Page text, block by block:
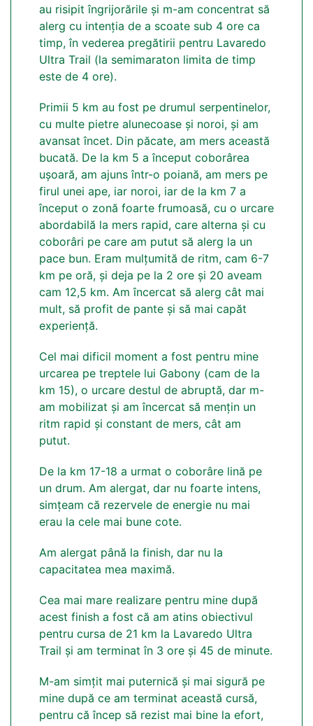
au risipit îngrijorările și m-am concentrat să
alerg cu intenția de a scoate sub 4 ore ca
timp, în vederea pregătirii pentru Lavaredo
Ultra Trail (la semimaraton limita de timp
este de 4 ore).
Primii 5 km au fost pe drumul serpentinelor,
cu multe pietre alunecoase și noroi, și am
avansat încet. Din păcate, am mers această
bucată. De la km 5 a început coborârea
ușoară, am ajuns într-o poiană, am mers pe
firul unei ape, iar noroi, iar de la km 7 a
început o zonă foarte frumoasă, cu o urcare
abordabilă la mers rapid, care alterna și cu
coborâri pe care am putut să alerg la un
pace bun. Eram mulțumită de ritm, cam 6-7
km pe oră, și deja pe la 2 ore și 20 aveam
cam 12,5 km. Am încercat să alerg cât mai
mult, să profit de pante și să mai capăt
experiență.
Cel mai dificil moment a fost pentru mine
urcarea pe treptele lui Gabony (cam de la
km 15), o urcare destul de abruptă, dar m-
am mobilizat și am încercat să mențin un
ritm rapid și constant de mers, cât am
putut.
De la km 17-18 a urmat o coborâre lină pe
un drum. Am alergat, dar nu foarte intens,
simțeam că rezervele de energie nu mai
erau la cele mai bune cote.
Am alergat până la finish, dar nu la
capacitatea mea maximă.
Cea mai mare realizare pentru mine după
acest finish a fost că am atins obiectivul
pentru cursa de 21 km la Lavaredo Ultra
Trail și am terminat în 3 ore și 45 de minute.
M-am simțit mai puternică și mai sigură pe
mine după ce am terminat această cursă,
pentru că încep să rezist mai bine la efort,